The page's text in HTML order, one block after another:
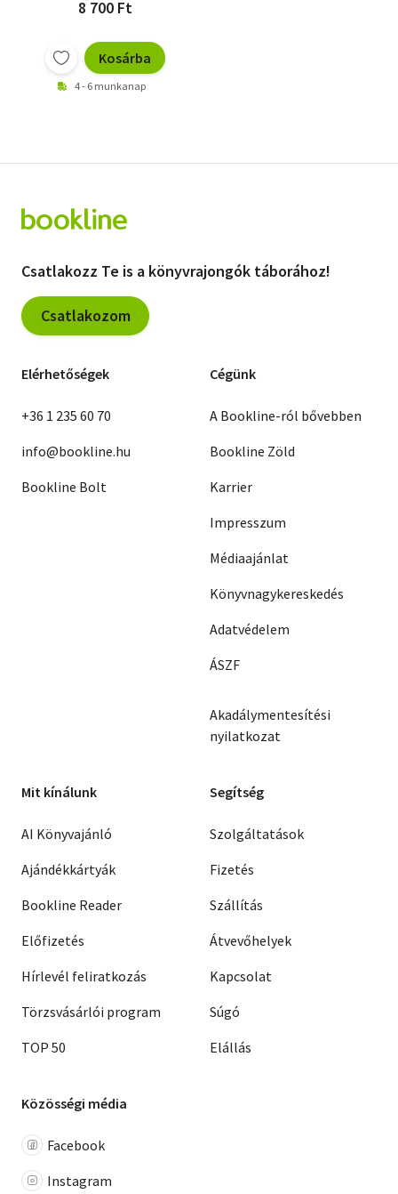
8 700 Ft
Kosárba
4 - 6 munkanap
Csatlakozz Te is a könyvrajongók táborához!
Csatlakozom
Elérhetőségek
+36 1 235 60 70
info@bookline.hu
Bookline Bolt
Cégünk
A Bookline-ról bővebben
Bookline Zöld
Karrier
Impresszum
Médiaajánlat
Könyvnagykereskedés
Adatvédelem
ÁSZF
Akadálymentesítési
nyilatkozat
Mit kínálunk
AI Könyvajánló
Ajándékkártyák
Bookline Reader
Előfizetés
Hírlevél feliratkozás
Törzsvásárlói program
TOP 50
Segítség
Szolgáltatások
Fizetés
Szállítás
Átvevőhelyek
Kapcsolat
Súgó
Elállás
Közösségi média
Facebook
Instagram